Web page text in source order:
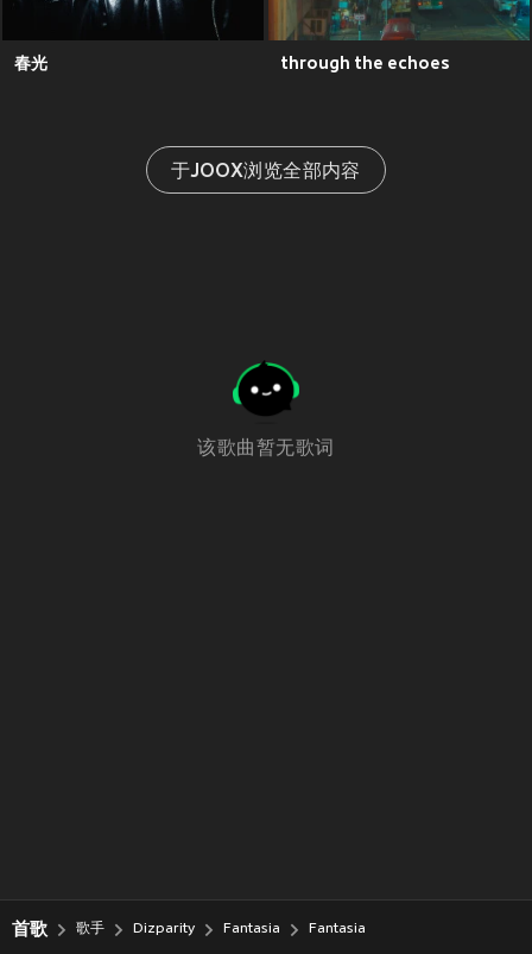
春光 through the echoes
于JOOX浏览全部内容
该歌曲暂无歌词
首歌 歌手 Dizparity Fantasia Fantasia